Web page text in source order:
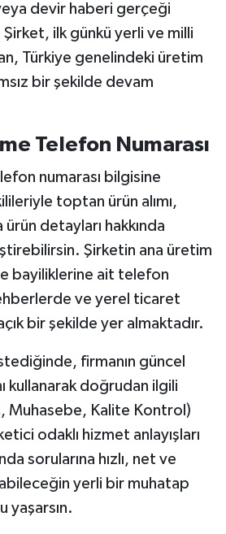
devir haberi gerçeği
Şirket, ilk günkü yerli ve milli
Türkiye genelindeki üretim
bir şekilde devam
Telefon Numarası
numarası bilgisine
toptan ürün alımı,
detayları hakkında
Şirketin ana üretim
bayiliklerine ait telefon
ve yerel ticaret
bir şekilde yer almaktadır.
firmanın güncel
kullanarak doğrudan ilgili
Muhasebe, Kalite Kontrol)
odaklı hizmet anlayışları
sorularına hızlı, net ve
yerli bir muhatap
yaşarsın.